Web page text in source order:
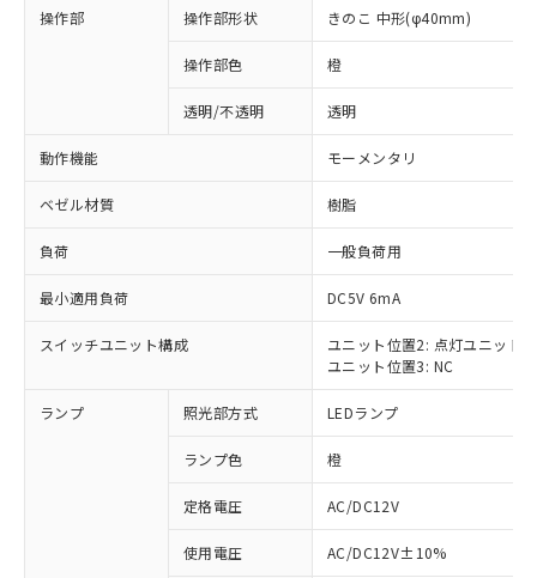
操作部 操作部形状 きのこ 中形(φ40mm)
操作部色 橙
透明/不透明 透明
動作機能 モーメンタリ
ベゼル材質 樹脂
負荷 一般負荷用
最小適用負荷 DC5V 6mA
スイッチユニット構成
ユニット位置2: 点灯ユニット
ユニット位置3: NC
ランプ 照光部方式 LEDランプ
ランプ色 橙
定格電圧 AC/DC12V
使用電圧 AC/DC12V±10%
※1 対応状況